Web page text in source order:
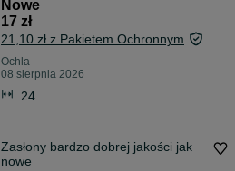
Nowe
17 zł
21,10 zł z Pakietem Ochronnym
Ochla
08 sierpnia 2026
24
Zasłony bardzo dobrej jakości jak
nowe